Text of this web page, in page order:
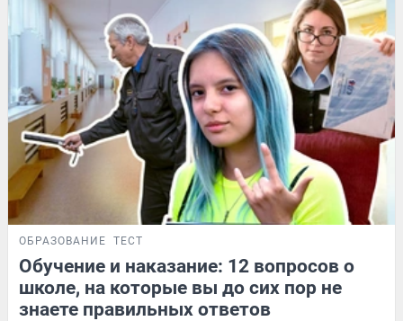
ОБРАЗОВАНИЕ ТЕСТ
Обучение и наказание: 12 вопросов о
школе, на которые вы до сих пор не
знаете правильных ответов